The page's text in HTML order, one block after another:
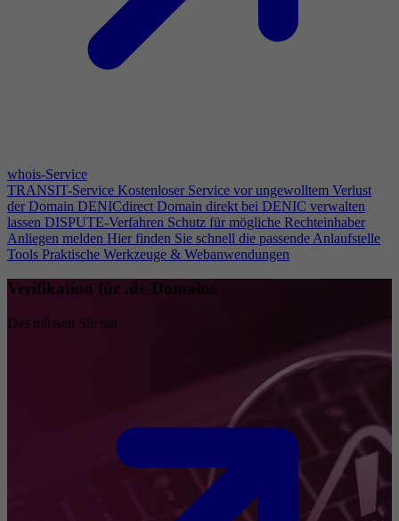
whois-Service
TRANSIT-Service Kostenloser Service vor ungewolltem Verlust
der Domain DENICdirect Domain direkt bei DENIC verwalten
lassen DISPUTE-Verfahren Schutz für mögliche Rechteinhaber
Anliegen melden Hier finden Sie schnell die passende Anlaufstelle
Tools Praktische Werkzeuge & Webanwendungen
Verifikation für .de-Domains
Das müssen Sie tun